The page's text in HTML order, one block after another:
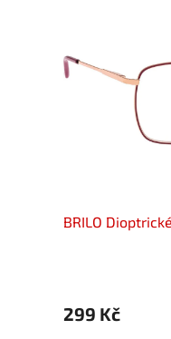
BRILO
299 Kč